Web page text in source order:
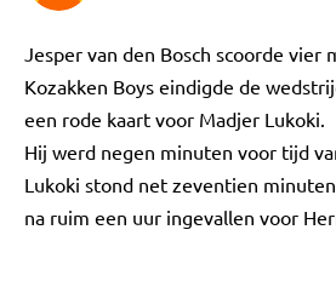
Jesper van den Bosch scoorde vier
Kozakken Boys eindigde de
een rode kaart voor Madjer Lukoki.
Hij werd negen minuten voor tijd
Lukoki stond net zeventien
na ruim een uur ingevallen voor